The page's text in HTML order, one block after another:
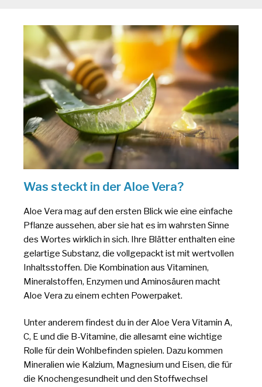
Was steckt in der Aloe Vera?
Aloe Vera mag auf den ersten Blick wie eine einfache
Pflanze aussehen, aber sie hat es im wahrsten Sinne
des Wortes wirklich in sich. Ihre Blätter enthalten eine
gelartige Substanz, die vollgepackt ist mit wertvollen
Inhaltsstoffen. Die Kombination aus Vitaminen,
Mineralstoffen, Enzymen und Aminosäuren macht
Aloe Vera zu einem echten Powerpaket.
Unter anderem findest du in der Aloe Vera Vitamin A,
C, E und die B-Vitamine, die allesamt eine wichtige
Rolle für dein Wohlbefinden spielen. Dazu kommen
Mineralien wie Kalzium, Magnesium und Eisen, die für
die Knochengesundheit und den Stoffwechsel